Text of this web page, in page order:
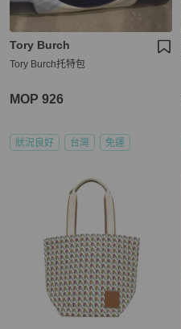
Tory Burch
Tory Burch托特包
MOP 926
狀況良好 台灣 免運